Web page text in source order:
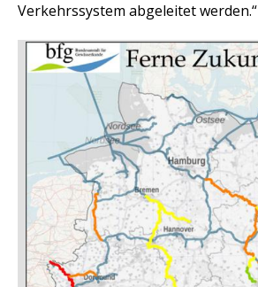
Verkehrssystem abgeleitet werden.“